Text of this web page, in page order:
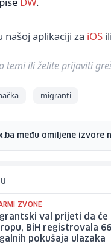
našoj aplikaciji za iOS ili
temi ili želite prijaviti
migranti
među omiljene izvore
ZVONE
val prijeti da
BiH registrovala
pokušaja ulazaka